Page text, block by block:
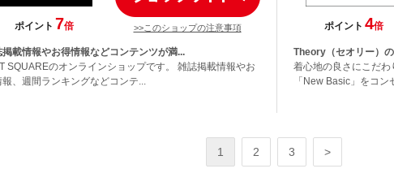
ポイント 7倍 >>このショップの注意事項
掲載情報やお得情報などコンテンツが満...
SQUAREのオンラインショップです。 雑誌掲載情報やお
、週間ランキングなどコンテ...
ポイント 4倍
Theory（セオリー）
着心地の良さにこだ
「New Basic」をコン
1 2 3 >